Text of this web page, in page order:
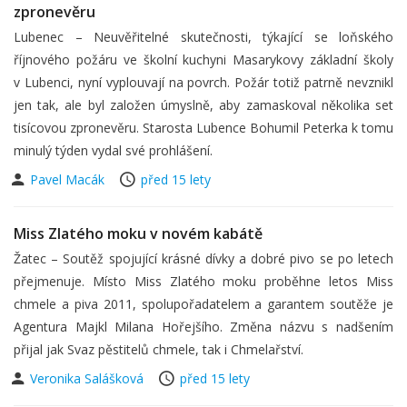
zpronevěru
Lubenec – Neuvěřitelné skutečnosti, týkající se loňského
říjnového požáru ve školní kuchyni Masarykovy základní školy
v Lubenci, nyní vyplouvají na povrch. Požár totiž patrně nevznikl
jen tak, ale byl založen úmyslně, aby zamaskoval několika set
tisícovou zpronevěru. Starosta Lubence Bohumil Peterka k tomu
minulý týden vydal své prohlášení.
Pavel Macák
před 15 lety
Miss Zlatého moku v novém kabátě
Žatec – Soutěž spojující krásné dívky a dobré pivo se po letech
přejmenuje. Místo Miss Zlatého moku proběhne letos Miss
chmele a piva 2011, spolupořadatelem a garantem soutěže je
Agentura Majkl Milana Hořejšího. Změna názvu s nadšením
přijal jak Svaz pěstitelů chmele, tak i Chmelařství.
Veronika Salášková
před 15 lety